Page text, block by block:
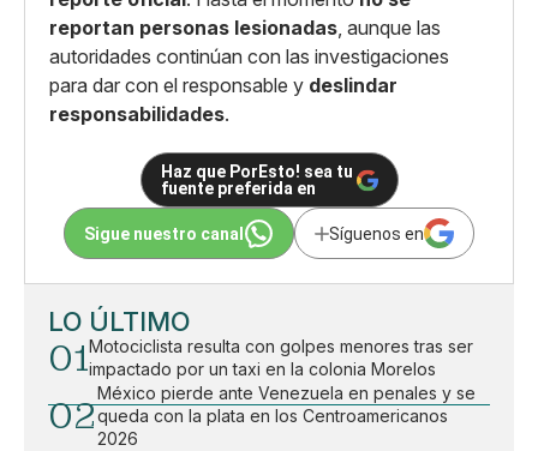
reportan personas lesionadas, aunque las
autoridades continúan con las investigaciones
para dar con el responsable y deslindar
responsabilidades.
Haz que PorEsto! sea tu
fuente preferida en
Sigue nuestro canal Síguenos en
LO ÚLTIMO
01Motociclista resulta con golpes menores tras ser
impactado por un taxi en la colonia Morelos
02
México pierde ante Venezuela en penales y se
queda con la plata en los Centroamericanos
2026